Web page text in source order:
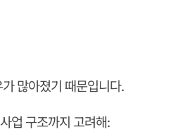
많아졌기 때문입니다.
업 구조까지 고려해: